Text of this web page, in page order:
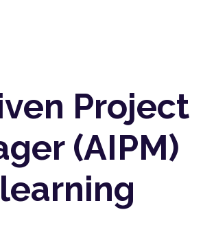
Project
(AIPM)